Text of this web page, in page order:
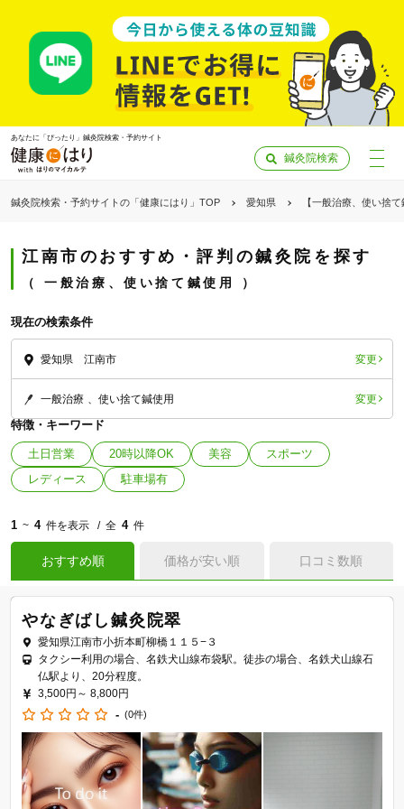
あなたに「ぴったり」鍼灸院検索・予約サイト
鍼灸院検索
鍼灸院検索・予約サイトの「健康にはり」TOP 愛知県 【一般治療、使い捨
江南市のおすすめ・評判の鍼灸院を探す
一般治療、使い捨て鍼使用
現在の検索条件
愛知県 江南市 変更
一般治療 使い捨て鍼使用 変更
特徴・キーワード
土日営業 20時以降OK 美容
スポーツ
レディース
駐車場有
1 ~ 4 件を表示 全 4 件
おすすめ順 価格が安い順 口コミ数順
やなぎばし鍼灸院翠
愛知県江南市小折本町柳橋１１５−３
タクシー利用の場合、名鉄犬山線布袋駅。徒歩の場合、名鉄犬山線石
仏駅より、20分程度。
3,500円～ 8,800円
- (0件)
「健康にはりを見た」